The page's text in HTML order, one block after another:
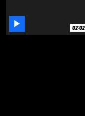
 02:02